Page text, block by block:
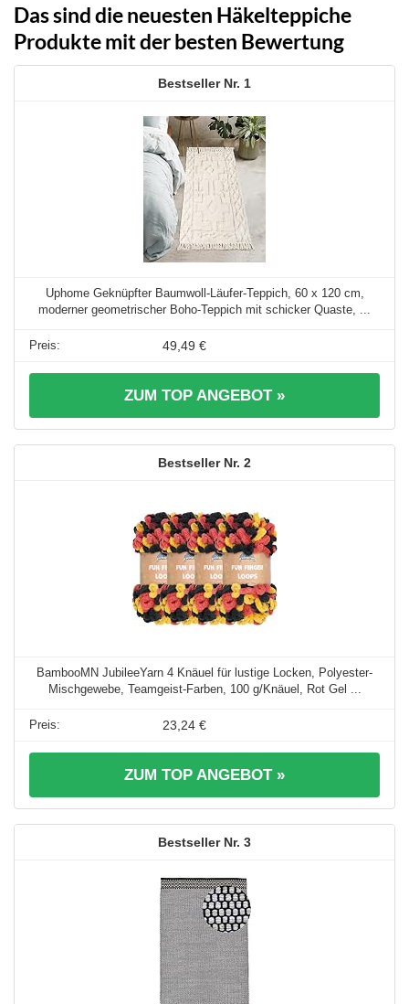
Das sind die neuesten Häkelteppiche
Produkte mit der besten Bewertung
1
Uphome Geknüpfter Baumwoll-Läufer-Teppich, 60 x 120 cm,
moderner geometrischer Boho-Teppich mit schicker Quaste, ...
49,49 €
ZUM TOP ANGEBOT »
2
BambooMN JubileeYarn 4 Knäuel für lustige Locken, Polyester-
Mischgewebe, Teamgeist-Farben, 100 g/Knäuel, Rot Gel ...
23,24 €
ZUM TOP ANGEBOT »
3